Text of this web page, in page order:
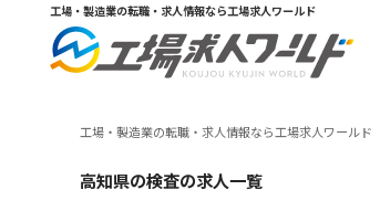
工場・製造業の転職・求人情報なら工場求人ワールド
工場・製造業の転職・求人情報なら工場求人ワールド
高知県の検査の求人一覧